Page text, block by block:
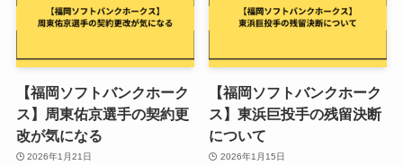
【福岡ソフトバンクホーク
ス】周東佑京選手の契約更
改が気になる
2026年1月21日
【福岡ソフトバンクホーク
ス】東浜巨投手の残留決断
について
2026年1月15日